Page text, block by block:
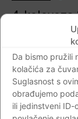
Da bismo pružili
kolačića za
Suglasnost s
obrađujemo
ili jedinstveni
4. kolovoza
prva žrtva
na oltar
Viktor
Braniteljski portal -